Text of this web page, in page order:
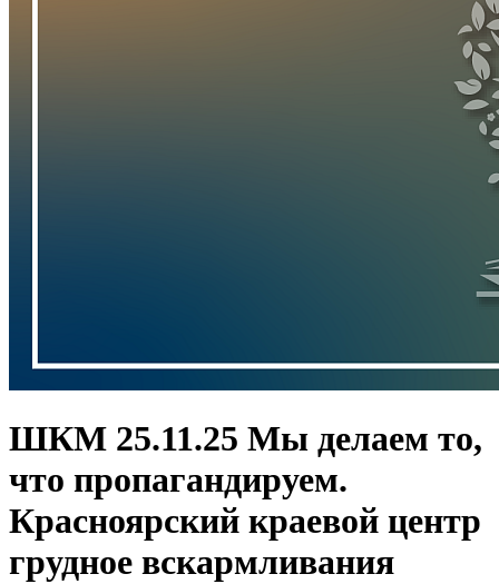
ШКМ 25.11.25 Мы делаем то,
что пропагандируем.
Красноярский краевой центр
грудное вскармливания